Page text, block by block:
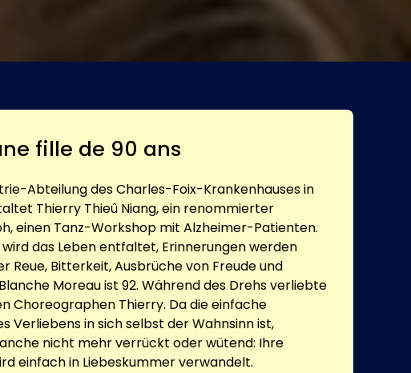
fille de 90 ans
Abteilung des Charles-Foix-Krankenhauses in
Thierry Thieû Niang, ein renommierter
einen Tanz-Workshop mit Alzheimer-Patienten.
wird das Leben entfaltet, Erinnerungen werden
Reue, Bitterkeit, Ausbrüche von Freude und
Moreau ist 92. Während des Drehs verliebte
Choreographen Thierry. Da die einfache
Verliebens in sich selbst der Wahnsinn ist,
nicht mehr verrückt oder wütend: Ihre
einfach in Liebeskummer verwandelt.